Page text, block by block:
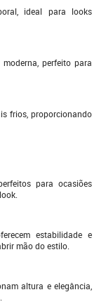
ideal para looks
perfeito para
frios, proporcionando
para ocasiões
estabilidade e
mão do estilo.
altura e elegância,